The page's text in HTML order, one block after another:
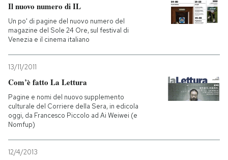
AREA PERSONALE
Il nuovo numero di IL
Un po' di pagine del nuovo numero del
magazine del Sole 24 Ore, sul festival di
Venezia e il cinema italiano
13/11/2011
Com’è fatto La Lettura
Pagine e nomi del nuovo supplemento
culturale del Corriere della Sera, in edicola
oggi, da Francesco Piccolo ad Ai Weiwei (e
Nomfup)
12/4/2013